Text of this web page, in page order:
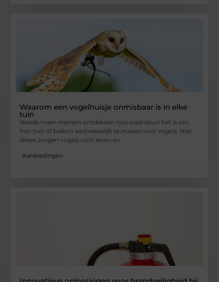
Waarom een vogelhuisje onmisbaar is in elke
tuin
Steeds meer mensen ontdekken hoe waardevol het is om
hun tuin of balkon aantrekkelijk te maken voor vogels. Niet
alleen zorgen vogels voor leven en
Aanbiedingen